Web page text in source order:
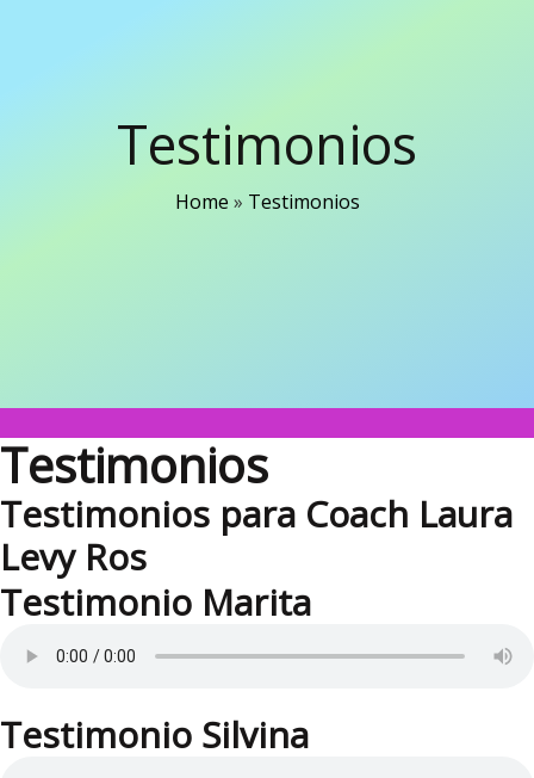
Testimonios
Home » Testimonios
Testimonios
Testimonios para Coach Laura
Levy Ros
Testimonio Marita
Testimonio Silvina